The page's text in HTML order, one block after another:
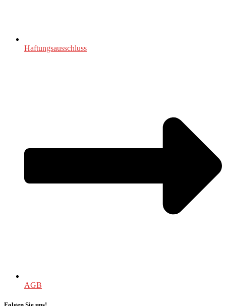
Haftungsausschluss
AGB